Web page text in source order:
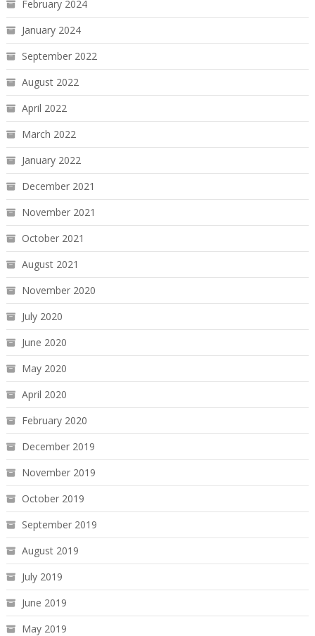
February 2024
January 2024
September 2022
August 2022
April 2022
March 2022
January 2022
December 2021
November 2021
October 2021
August 2021
November 2020
July 2020
June 2020
May 2020
April 2020
February 2020
December 2019
November 2019
October 2019
September 2019
August 2019
July 2019
June 2019
May 2019